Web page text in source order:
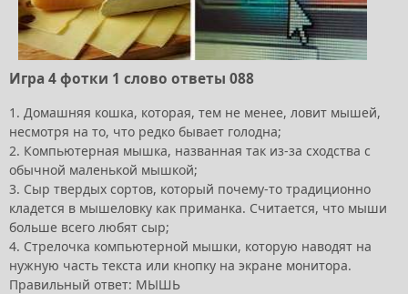
Игра 4 фотки 1 слово ответы 088
1. Домашняя кошка, которая, тем не менее, ловит мышей,
несмотря на то, что редко бывает голодна;
2. Компьютерная мышка, названная так из-за сходства с
обычной маленькой мышкой;
3. Сыр твердых сортов, который почему-то традиционно
кладется в мышеловку как приманка. Считается, что мыши
больше всего любят сыр;
4. Стрелочка компьютерной мышки, которую наводят на
нужную часть текста или кнопку на экране монитора.
Правильный ответ: МЫШЬ